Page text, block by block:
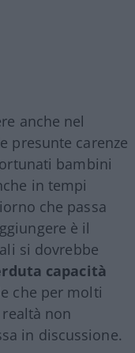
anche nel
presunte carenze
bambini
in tempi
che passa
è il
si dovrebbe
capacità
che per molti
non
in discussione.